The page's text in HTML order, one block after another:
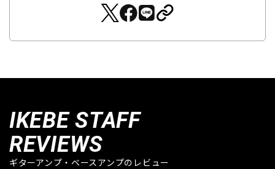
IKEBE STAFF
REVIEWS
ギターアンプ・ベースアンプのレビュー